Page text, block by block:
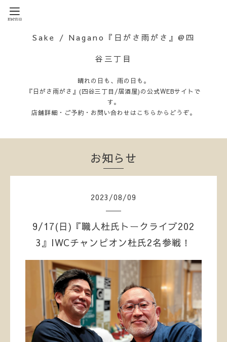
Sake / Nagano『日がさ雨がさ』@四
谷三丁目
晴れの日も、雨の日も。
『日がさ雨がさ』(四谷三丁目/居酒屋)の公式WEBサイトで
す。
店舗詳細・ご予約・お問い合わせはこちらからどうぞ。
お知らせ
2023 /08/09
9/17(日)『職人杜氏トークライブ202
3』IWCチャンピオン杜氏2名参戦！